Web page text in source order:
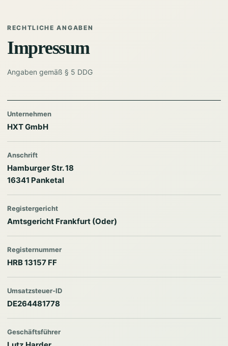
RECHTLICHE ANGABEN
Impressum
Angaben gemäß § 5 DDG
Unternehmen
HXT GmbH
Anschrift
Hamburger Str. 18
16341 Panketal
Registergericht
Amtsgericht Frankfurt (Oder)
Registernummer
HRB 13157 FF
Umsatzsteuer-ID
DE264481778
Geschäftsführer